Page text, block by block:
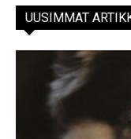
UUSIMMAT